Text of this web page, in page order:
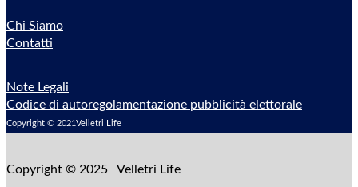
Chi Siamo
Contatti
Note Legali
Codice di autoregolamentazione pubblicità elettorale
Copyright © 2021Velletri Life
Copyright © 2025 Velletri Life